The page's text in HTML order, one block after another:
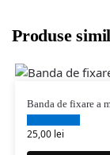
Produse
Banda de fixare a
25,00 lei